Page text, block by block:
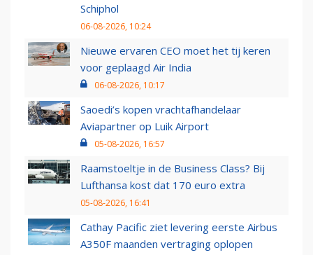
Schiphol
06-08-2026, 10:24
Nieuwe ervaren CEO moet het tij keren
voor geplaagd Air India
06-08-2026, 10:17
Saoedi’s kopen vrachtafhandelaar
Aviapartner op Luik Airport
05-08-2026, 16:57
Raamstoeltje in de Business Class? Bij
Lufthansa kost dat 170 euro extra
05-08-2026, 16:41
Cathay Pacific ziet levering eerste Airbus
A350F maanden vertraging oplopen